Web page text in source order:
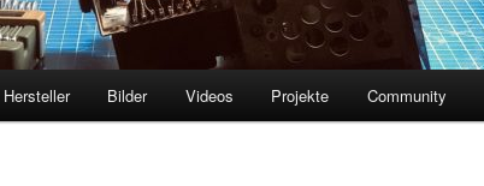
Hersteller Bilder Videos Projekte Community